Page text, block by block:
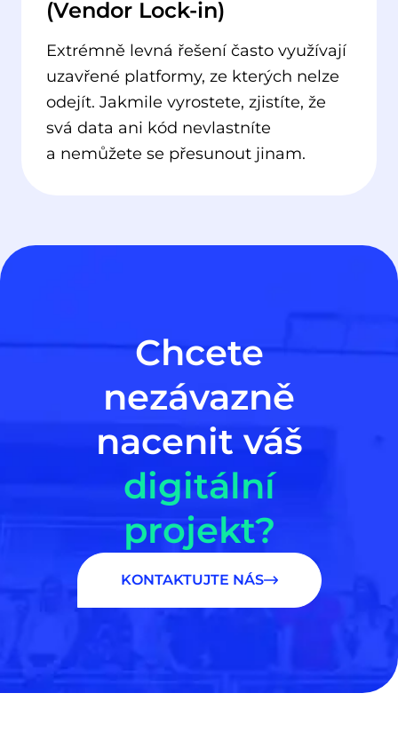
(Vendor Lock-in)
Extrémně levná řešení často využívají
uzavřené platformy, ze kterých nelze
odejít. Jakmile vyrostete, zjistíte, že
svá data ani kód nevlastníte
a nemůžete se přesunout jinam.
Chcete
nezávazně
nacenit váš
digitální
projekt?
KONTAKTUJTE NÁS